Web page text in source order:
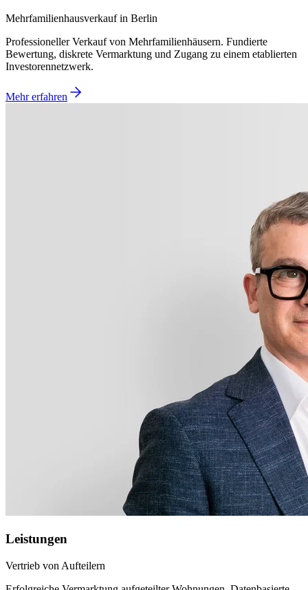
Mehrfamilienhausverkauf in Berlin
Professioneller Verkauf von Mehrfamilienhäusern. Fundierte
Bewertung, diskrete Vermarktung und Zugang zu einem etablierten
Investorennetzwerk.
Mehr erfahren
Leistungen
Vertrieb von Aufteilern